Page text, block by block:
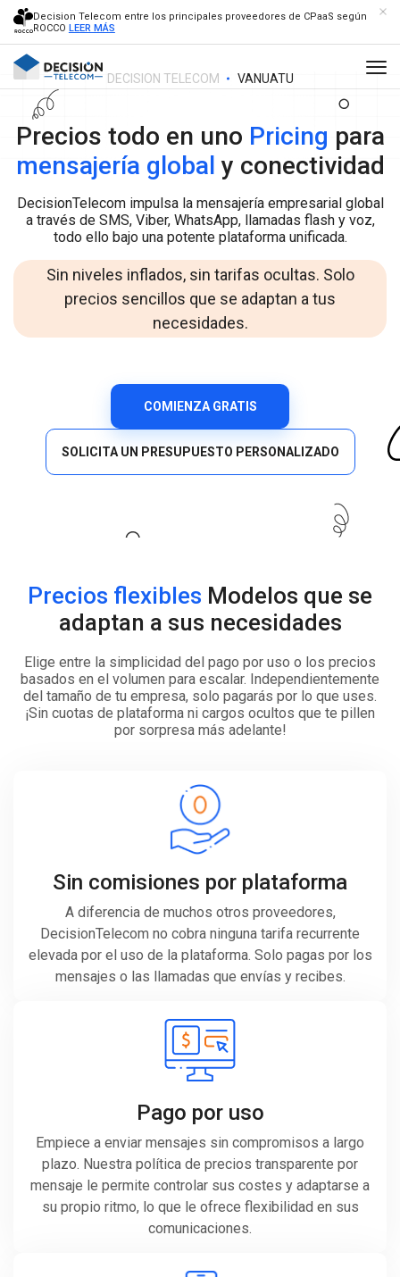
Decision Telecom entre los principales proveedores de CPaaS según
ROCCO LEER MÁS
DECISION TELECOM VANUATU
Precios todo en uno Pricing para
mensajería global y conectividad
DecisionTelecom impulsa la mensajería empresarial global
a través de SMS, Viber, WhatsApp, llamadas flash y voz,
todo ello bajo una potente plataforma unificada.
Sin niveles inflados, sin tarifas ocultas. Solo
precios sencillos que se adaptan a tus
necesidades.
COMIENZA GRATIS
SOLICITA UN PRESUPUESTO PERSONALIZADO
Precios flexibles Modelos que se
adaptan a sus necesidades
Elige entre la simplicidad del pago por uso o los precios
basados en el volumen para escalar. Independientemente
del tamaño de tu empresa, solo pagarás por lo que uses.
¡Sin cuotas de plataforma ni cargos ocultos que te pillen
por sorpresa más adelante!
Sin comisiones por plataforma
A diferencia de muchos otros proveedores,
DecisionTelecom no cobra ninguna tarifa recurrente
elevada por el uso de la plataforma. Solo pagas por los
mensajes o las llamadas que envías y recibes.
Pago por uso
Empiece a enviar mensajes sin compromisos a largo
plazo. Nuestra política de precios transparente por
mensaje le permite controlar sus costes y adaptarse a
su propio ritmo, lo que le ofrece flexibilidad en sus
comunicaciones.